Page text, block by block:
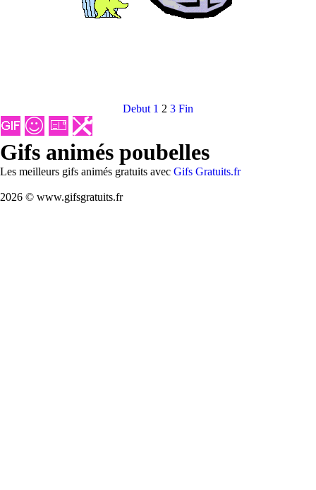
Debut 1 2 3 Fin
Gifs animés poubelles
Les meilleurs gifs animés gratuits avec Gifs Gratuits.fr
2026 © www.gifsgratuits.fr